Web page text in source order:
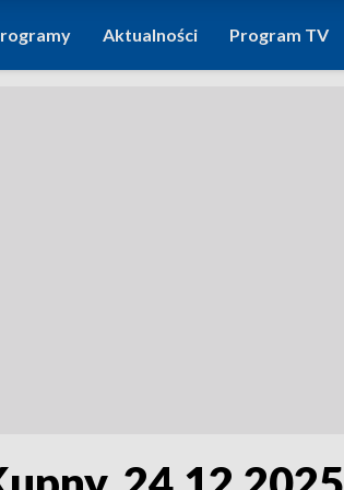
Aktualności Program TV